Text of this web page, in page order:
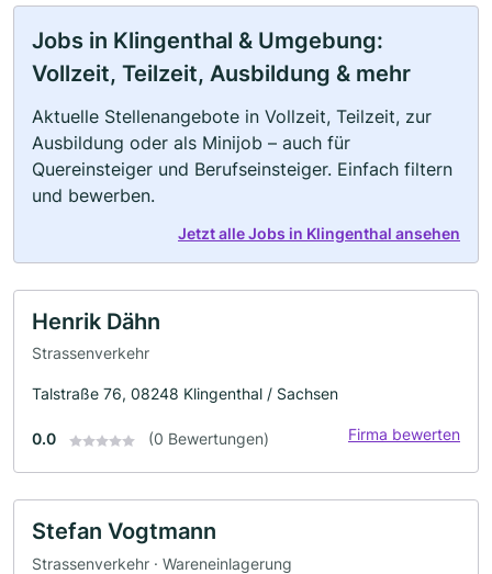
Jobs in Klingenthal & Umgebung:
Vollzeit, Teilzeit, Ausbildung & mehr
Aktuelle Stellenangebote in Vollzeit, Teilzeit, zur
Ausbildung oder als Minijob – auch für
Quereinsteiger und Berufseinsteiger. Einfach filtern
und bewerben.
Jetzt alle Jobs in Klingenthal ansehen
Henrik Dähn
Strassenverkehr
Talstraße 76, 08248 Klingenthal / Sachsen
0.0 (0 Bewertungen) Firma bewerten
Stefan Vogtmann
Strassenverkehr · Wareneinlagerung